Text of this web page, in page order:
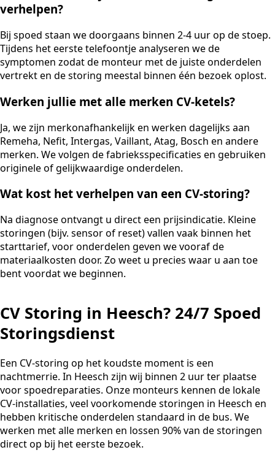
verhelpen?
Bij spoed staan we doorgaans binnen 2-4 uur op de stoep.
Tijdens het eerste telefoontje analyseren we de
symptomen zodat de monteur met de juiste onderdelen
vertrekt en de storing meestal binnen één bezoek oplost.
Werken jullie met alle merken CV-ketels?
Ja, we zijn merkonafhankelijk en werken dagelijks aan
Remeha, Nefit, Intergas, Vaillant, Atag, Bosch en andere
merken. We volgen de fabrieksspecificaties en gebruiken
originele of gelijkwaardige onderdelen.
Wat kost het verhelpen van een CV-storing?
Na diagnose ontvangt u direct een prijsindicatie. Kleine
storingen (bijv. sensor of reset) vallen vaak binnen het
starttarief, voor onderdelen geven we vooraf de
materiaalkosten door. Zo weet u precies waar u aan toe
bent voordat we beginnen.
CV Storing in Heesch? 24/7 Spoed
Storingsdienst
Een CV-storing op het koudste moment is een
nachtmerrie. In Heesch zijn wij binnen 2 uur ter plaatse
voor spoedreparaties. Onze monteurs kennen de lokale
CV-installaties, veel voorkomende storingen in Heesch en
hebben kritische onderdelen standaard in de bus. We
werken met alle merken en lossen 90% van de storingen
direct op bij het eerste bezoek.